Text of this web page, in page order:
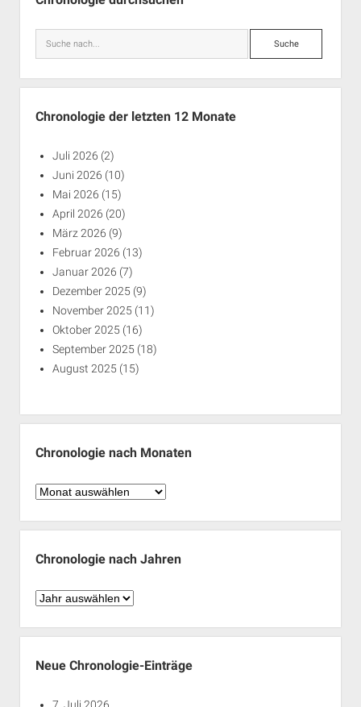
Suche
Chronologie der letzten 12 Monate
Juli 2026 (2)
Juni 2026 (10)
Mai 2026 (15)
April 2026 (20)
März 2026 (9)
Februar 2026 (13)
Januar 2026 (7)
Dezember 2025 (9)
November 2025 (11)
Oktober 2025 (16)
September 2025 (18)
August 2025 (15)
Chronologie nach Monaten
Chronologie
Monaten
Chronologie nach Jahren
Chronologie
Jahren
Neue Chronologie-Einträge
7. Juli 2026